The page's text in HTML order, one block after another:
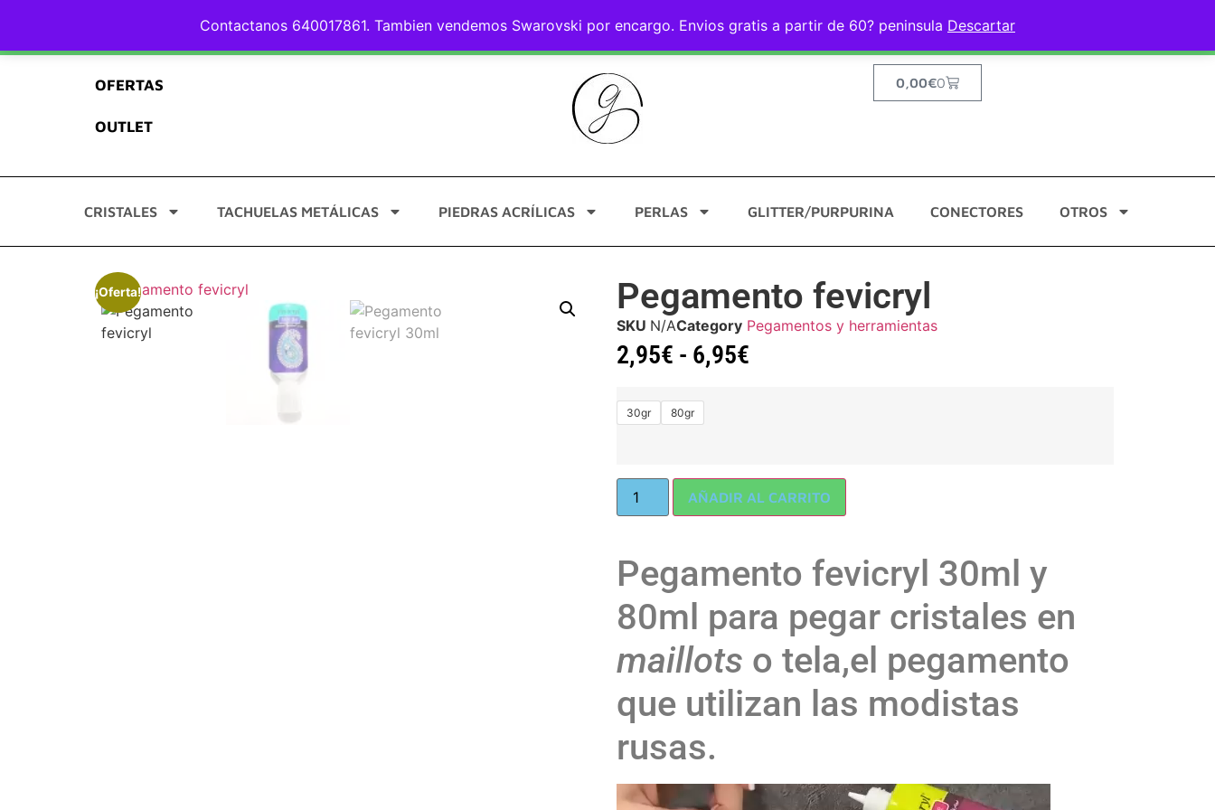
Contactanos 640017861. Tambien vendemos Swarovski por encargo. Envios gratis a partir de 60? peninsula Descartar
Calidad asegurada Pago Seguro AYUDA Y CONTACTO
OFERTAS
OUTLET
0,00€0
CRISTALES TACHUELAS METÁLICAS PIEDRAS ACRÍLICAS PERLAS GLITTER/PURPURINA CONECTORES OTROS
¡Oferta! Pegamento fevicryl
SKU N/ACategory Pegamentos y herramientas
2,95€ - 6,95€
30gr 80gr
AÑADIR AL CARRITO
Pegamento fevicryl 30ml y
80ml para pegar cristales en
maillots o tela,el pegamento
que utilizan las modistas
rusas.
Reproductor